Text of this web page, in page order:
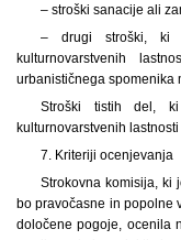
– stroški sanacije ali
– drugi stroški, ki
kulturnovarstvenih
urbanističnega spomenika
Stroški tistih del,
kulturnovarstvenih
7. Kriteriji ocenjevanja
Strokovna komisija, ki
bo pravočasne in popolne
določene pogoje, ocenila